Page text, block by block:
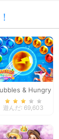
& Hungry
Dragon
遊んだ: 69,603